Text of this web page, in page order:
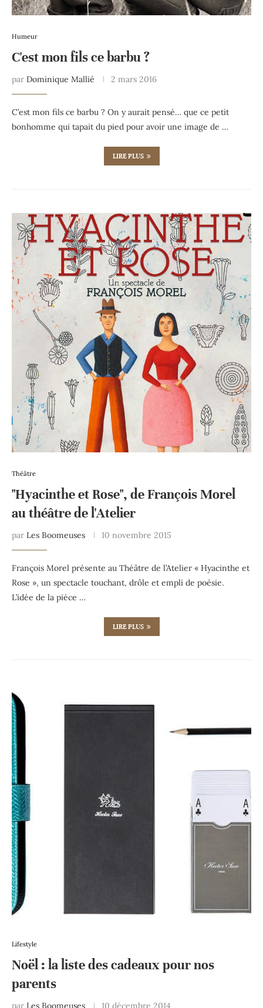
Humeur
C'est mon fils ce barbu ?
par Dominique Mallié 2 mars 2016
C’est mon fils ce barbu ? On y aurait pensé… que ce petit
bonhomme qui tapait du pied pour avoir une image de …
LIRE PLUS
Théâtre
"Hyacinthe et Rose", de François Morel
au théâtre de l'Atelier
par Les Boomeuses 10 novembre 2015
François Morel présente au Théâtre de l’Atelier « Hyacinthe et
Rose », un spectacle touchant, drôle et empli de poésie.
L’idée de la pièce …
LIRE PLUS
Lifestyle
Noël : la liste des cadeaux pour nos
parents
par Les Boomeuses 10 décembre 2014